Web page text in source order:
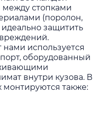
между стопками
(поролон,
защитить
используется
оборудованный
внутри кузова. В
монтируются также: